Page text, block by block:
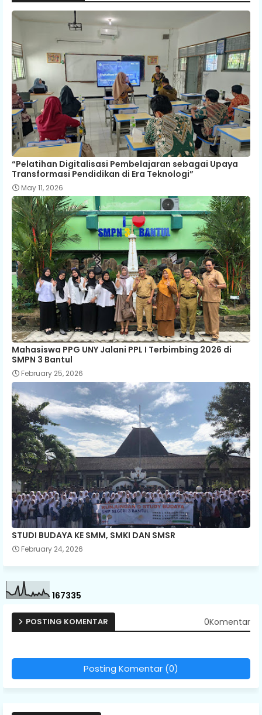
“Pelatihan Digitalisasi Pembelajaran sebagai Upaya
Transformasi Pendidikan di Era Teknologi”
May 11, 2026
Mahasiswa PPG UNY Jalani PPL I Terbimbing 2026 di
SMPN 3 Bantul
February 25, 2026
STUDI BUDAYA KE SMM, SMKI DAN SMSR
February 24, 2026
167335
POSTING KOMENTAR 0Komentar
Posting Komentar (0)